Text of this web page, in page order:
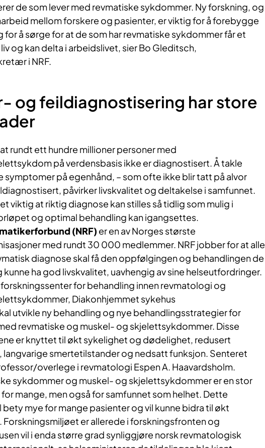
de som lever med revmatiske sykdommer. Ny forskning, og
mellom forskere og pasienter, er viktig for å forebygge
for å sørge for at de som har revmatiske sykdommer får et
og kan delta i arbeidslivet, sier Bo Gleditsch,
i NRF.
og feildiagnostisering har store
rundt ett hundre millioner personer med
på verdensbasis ikke er diagnostisert. Å takle
symptomer på egenhånd, – som ofte ikke blir tatt på alvor
påvirker livskvalitet og deltakelse i samfunnet.
viktig at riktig diagnose kan stilles så tidlig som mulig i
og optimal behandling kan igangsettes.
(NRF) er en av Norges største
med rundt 30 000 medlemmer. NRF jobber for at alle
diagnose skal få den oppfølgingen og behandlingen de
kunne ha god livskvalitet, uavhengig av sine helseutfordringer.
for behandling innen revmatologi og
Diakonhjemmet sykehus
utvikle ny behandling og nye behandlingsstrategier for
revmatiske og muskel- og skjelettsykdommer. Disse
er knyttet til økt sykelighet og dødelighet, redusert
langvarige smertetilstander og nedsatt funksjon. Senteret
overlege i revmatologi Espen A. Haavardsholm.
sykdommer og muskel- og skjelettsykdommer er en stor
mange, men også for samfunnet som helhet. Dette
bety mye for mange pasienter og vil kunne bidra til økt
Forskningsmiljøet er allerede i forskningsfronten og
vil i enda større grad synliggjøre norsk revmatologisk